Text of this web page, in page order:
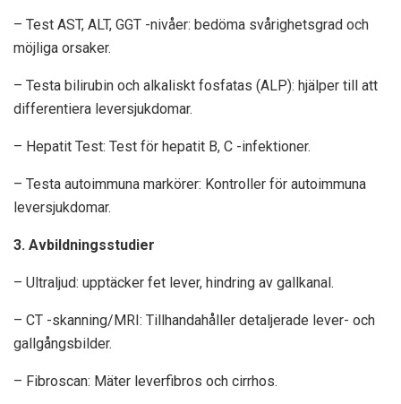
– Test AST, ALT, GGT -nivåer: bedöma svårighetsgrad och
möjliga orsaker.
– Testa bilirubin och alkaliskt fosfatas (ALP): hjälper till att
differentiera leversjukdomar.
– Hepatit Test: Test för hepatit B, C -infektioner.
– Testa autoimmuna markörer: Kontroller för autoimmuna
leversjukdomar.
3. Avbildningsstudier
– Ultraljud: upptäcker fet lever, hindring av gallkanal.
– CT -skanning/MRI: Tillhandahåller detaljerade lever- och
gallgångsbilder.
– Fibroscan: Mäter leverfibros och cirrhos.